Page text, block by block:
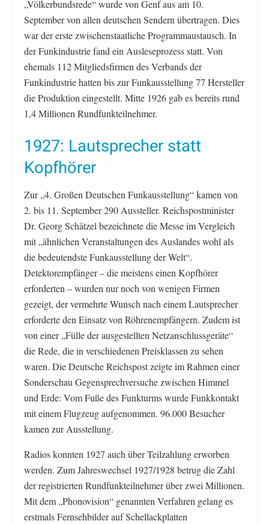
„Völkerbundsrede“ wurde von Genf aus am 10.
September von allen deutschen Sendern übertragen. Dies
war der erste zwischenstaatliche Programmaustausch. In
der Funkindustrie fand ein Ausleseprozess statt. Von
ehemals 112 Mitgliedsfirmen des Verbands der
Funkindustrie hatten bis zur Funkausstellung 77 Hersteller
die Produktion eingestellt. Mitte 1926 gab es bereits rund
1,4 Millionen Rundfunkteilnehmer.
1927: Lautsprecher statt
Kopfhörer
Zur „4. Großen Deutschen Funkausstellung“ kamen von
2. bis 11. September 290 Aussteller. Reichspostminister
Dr. Georg Schätzel bezeichnete die Messe im Vergleich
mit „ähnlichen Veranstaltungen des Auslandes wohl als
die bedeutendste Funkausstellung der Welt“.
Detektorempfänger – die meistens einen Kopfhörer
erforderten – wurden nur noch von wenigen Firmen
gezeigt, der vermehrte Wunsch nach einem Lautsprecher
erforderte den Einsatz von Röhrenempfängern. Zudem ist
von einer „Fülle der ausgestellten Netzanschlussgeräte“
die Rede, die in verschiedenen Preisklassen zu sehen
waren. Die Deutsche Reichspost zeigte im Rahmen einer
Sonderschau Gegensprechversuche zwischen Himmel
und Erde: Vom Fuße des Funkturms wurde Funkkontakt
mit einem Flugzeug aufgenommen. 96.000 Besucher
kamen zur Ausstellung.
Radios konnten 1927 auch über Teilzahlung erworben
werden. Zum Jahreswechsel 1927/1928 betrug die Zahl
der registrierten Rundfunkteilnehmer über zwei Millionen.
Mit dem „Phonovision“ genannten Verfahren gelang es
erstmals Fernsehbilder auf Schellackplatten